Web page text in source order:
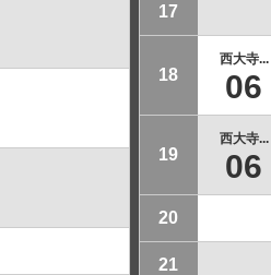
17
18
西大寺...
06
19
西大寺...
06
20
21